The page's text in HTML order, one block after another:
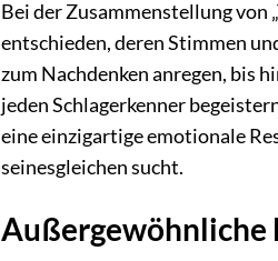
Bei der Zusammenstellung von
entschieden, deren Stimmen
zum Nachdenken anregen, bis
jeden Schlagerkenner
eine einzigartige emotionale
seinesgleichen sucht.
Außergewöhnliche